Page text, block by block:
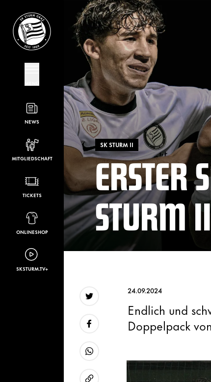
NEWS
MITGLIEDSCHAFT
TICKETS
ONLINESHOP
SKSTURM.TV+
SK STURM II
ERSTER
STURM II
24.09.2024
Endlich und
Doppelpack